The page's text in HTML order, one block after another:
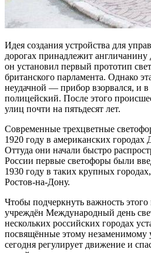
Идея создания устройства для
дорогах принадлежит
он установил первый прототип
британского парламента. Однако
неудачной — прибор взорвался, и в
полицейский. После этого
улиц почти на пятьдесят лет.
Современные трехцветные
1920 году в американских
Оттуда они начали быстро
России первые светофоры были
1930 году в таких крупных
Ростов-на-Дону.
Чтобы подчеркнуть важность
учреждён Международный день
нескольких российских городах
посвящённые этому незаменимому
сегодня регулирует движение и